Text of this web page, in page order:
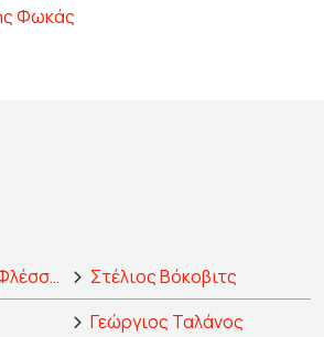
Φωκάς
Γρηγόρης Δικαίος Φλέσσας, ο Παπαφλέσσας
Στέλιος Βόκοβιτς
Γεώργιος Ταλάνος